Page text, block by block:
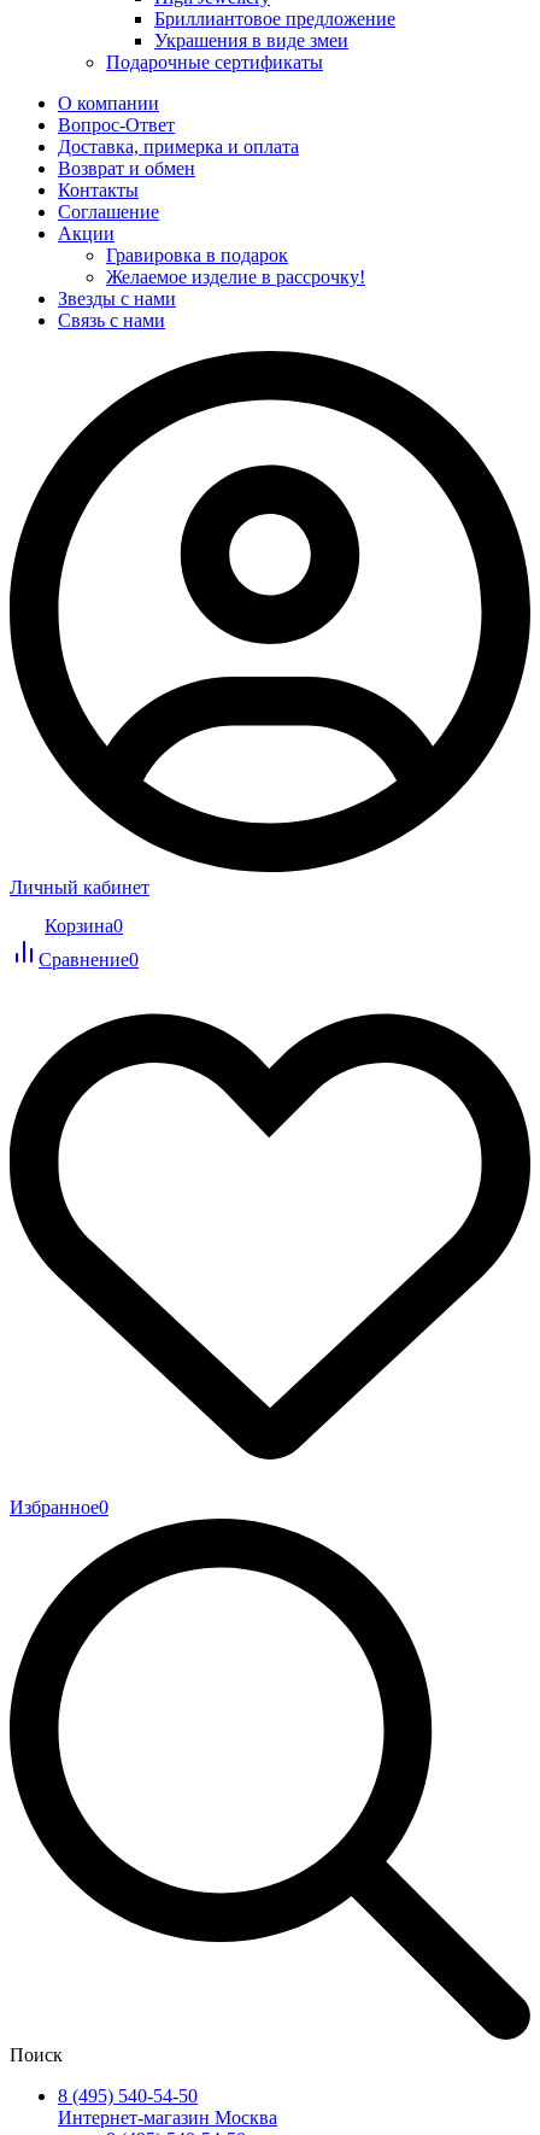
Бриллиантовое предложение
Украшения в виде змеи
Подарочные сертификаты
О компании
Вопрос-Ответ
Доставка, примерка и оплата
Возврат и обмен
Контакты
Соглашение
Акции
Гравировка в подарок
Желаемое изделие в рассрочку!
Звезды с нами
Связь с нами
Личный кабинет
Корзина0
Сравнение0
Избранное0
Поиск
8 (495) 540-54-50
Интернет-магазин Москва